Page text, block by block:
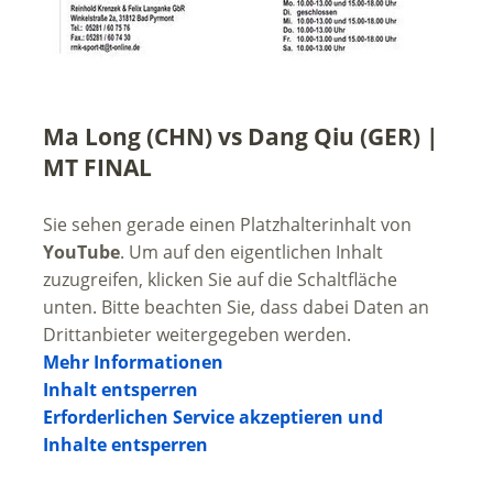
Ma Long (CHN) vs Dang Qiu (GER) |
MT FINAL
Sie sehen gerade einen Platzhalterinhalt von
YouTube. Um auf den eigentlichen Inhalt
zuzugreifen, klicken Sie auf die Schaltfläche
unten. Bitte beachten Sie, dass dabei Daten an
Drittanbieter weitergegeben werden.
Mehr Informationen
Inhalt entsperren
Erforderlichen Service akzeptieren und
Inhalte entsperren